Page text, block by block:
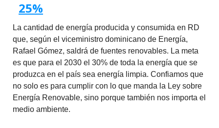
25%
La cantidad de energía producida y consumida en RD
que, según el viceministro dominicano de Energía,
Rafael Gómez, saldrá de fuentes renovables. La meta
es que para el 2030 el 30% de toda la energía que se
produzca en el país sea energía limpia. Confiamos que
no solo es para cumplir con lo que manda la Ley sobre
Energía Renovable, sino porque también nos importa el
medio ambiente.